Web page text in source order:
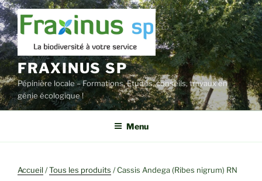
Aller
au
contenu
principal
FRAXINUS SP
Pépinière locale – Formations, Etudes, conseils, travaux en
génie écologique !
Menu
Accueil/Tous les produits / Cassis Andega (Ribes nigrum) RN